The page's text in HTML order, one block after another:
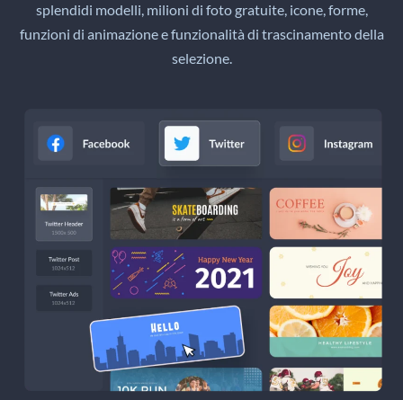
splendidi modelli, milioni di foto gratuite, icone, forme,
funzioni di animazione e funzionalità di trascinamento della
selezione.